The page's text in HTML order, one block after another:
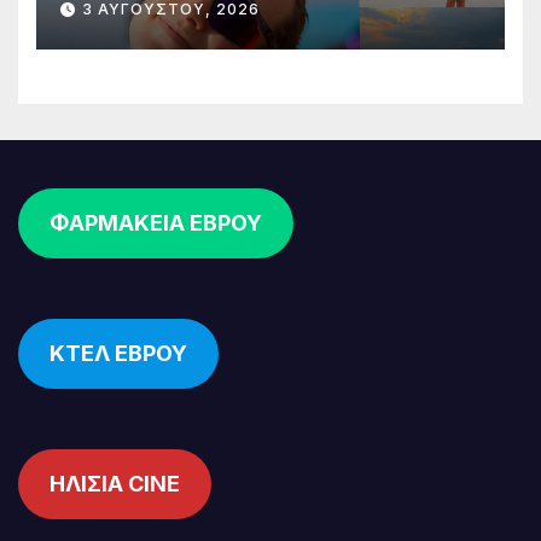
3 ΑΥΓΟΎΣΤΟΥ, 2026
ΦΑΡΜΑΚΕΙΑ ΕΒΡΟΥ
ΚΤΕΛ ΕΒΡΟΥ
ΗΛΙΣΙΑ CINE